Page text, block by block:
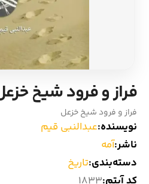
سایر
شعر و
فراز و فرود شیخ
فراز و فرود شیخ خزعل
نویسنده:عبدالنبی قیم
ناشر:آمه
دسته‌بندی:تاریخ